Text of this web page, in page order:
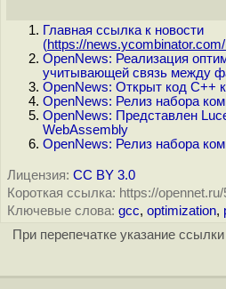
Главная ссылка к новости
(https://
OpenNews: Реализация
учитывающей связь между
OpenNews: Открыт код C++
OpenNews: Релиз набора
OpenNews: Представлен
WebAssembly
OpenNews: Релиз набора
Лицензия: CC BY 3.0
Короткая ссылка: https://
Ключевые слова: gcc, optimization,
При перепечатке указание